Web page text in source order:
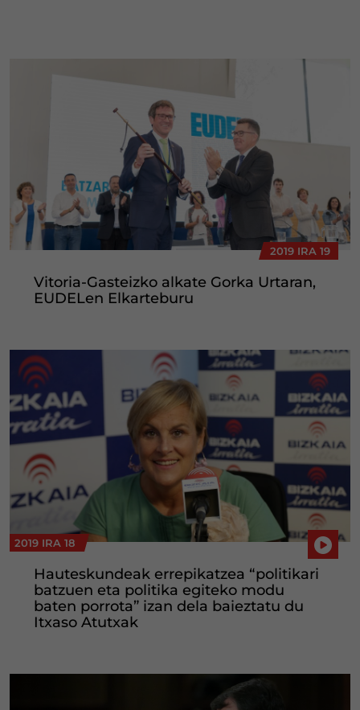
2019 IRA 19
Vitoria-Gasteizko alkate Gorka Urtaran,
EUDELen Elkarteburu
2019 IRA 18
Hauteskundeak errepikatzea “politikari
batzuen eta politika egiteko modu
baten porrota” izan dela baieztatu du
Itxaso Atutxak